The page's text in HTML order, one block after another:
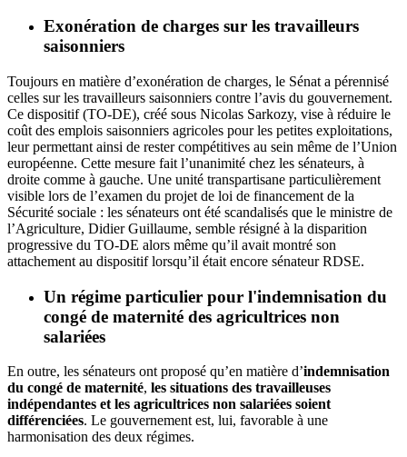
Exonération de charges sur les travailleurs
saisonniers
Toujours en matière d’exonération de charges, le Sénat a pérennisé
celles sur les travailleurs saisonniers contre l’avis du gouvernement.
Ce dispositif (TO-DE), créé sous Nicolas Sarkozy, vise à réduire le
coût des emplois saisonniers agricoles pour les petites exploitations,
leur permettant ainsi de rester compétitives au sein même de l’Union
européenne. Cette mesure fait l’unanimité chez les sénateurs, à
droite comme à gauche. Une unité transpartisane particulièrement
visible lors de l’examen du projet de loi de financement de la
Sécurité sociale : les sénateurs ont été scandalisés que le ministre de
l’Agriculture, Didier Guillaume, semble résigné à la disparition
progressive du TO-DE alors même qu’il avait montré son
attachement au dispositif lorsqu’il était encore sénateur RDSE.
Un régime particulier pour l'indemnisation du
congé de maternité des agricultrices non
salariées
En outre, les sénateurs ont proposé qu’en matière d’indemnisation
du congé de maternité, les situations des travailleuses
indépendantes et les agricultrices non salariées soient
différenciées. Le gouvernement est, lui, favorable à une
harmonisation des deux régimes.